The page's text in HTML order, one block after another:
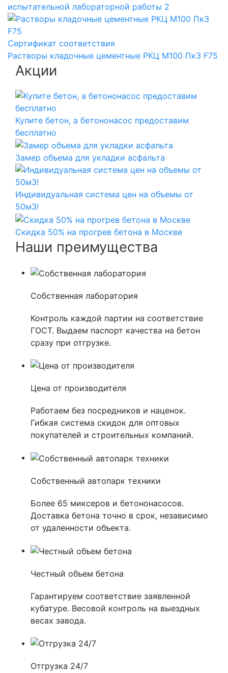
испытательной лабораторной работы 2
Сертификат соответствия
Растворы кладочные цементные РКЦ М100 Пк3 F75
Акции
Купите бетон, а бетононасос предоставим
бесплатно
Замер объема для укладки асфальта
Индивидуальная система цен на объемы от
50м3!
Скидка 50% на прогрев бетона в Москве
Наши преимущества
Собственная лаборатория
Контроль каждой партии на соответствие
ГОСТ. Выдаем паспорт качества на бетон
сразу при отгрузке.
Цена от производителя
Работаем без посредников и наценок.
Гибкая система скидок для оптовых
покупателей и строительных компаний.
Собственный автопарк техники
Более 65 миксеров и бетононасосов.
Доставка бетона точно в срок, независимо
от удаленности объекта.
Честный объем бетона
Гарантируем соответствие заявленной
кубатуре. Весовой контроль на выездных
весах завода.
Отгрузка 24/7